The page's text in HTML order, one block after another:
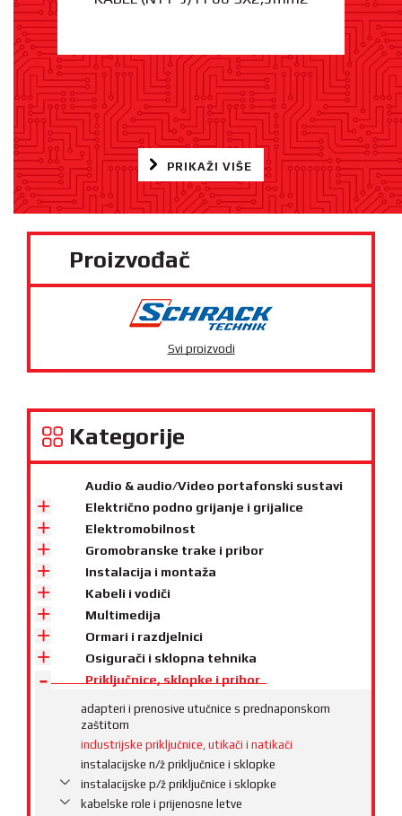
Proizvođač
Svi proizvodi
Kategorije
Audio & audio/Video portafonski sustavi
Električno podno grijanje i grijalice
Elektromobilnost
Gromobranske trake i pribor
Instalacija i montaža
Kabeli i vodiči
Multimedija
Ormari i razdjelnici
Osigurači i sklopna tehnika
Priključnice, sklopke i pribor
adapteri i prenosive utučnice s prednaponskom
zaštitom
industrijske priključnice, utikači i natikači
instalacijske n/ž priključnice i sklopke
instalacijske p/ž priključnice i sklopke
kabelske role i prijenosne letve
PRIKAŽI VIŠE